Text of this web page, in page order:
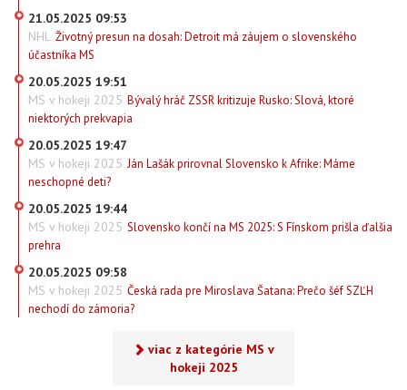
21.05.2025 09:53
NHL Životný presun na dosah: Detroit má záujem o slovenského
účastníka MS
20.05.2025 19:51
MS v hokeji 2025 Bývalý hráč ZSSR kritizuje Rusko: Slová, ktoré
niektorých prekvapia
20.05.2025 19:47
MS v hokeji 2025 Ján Lašák prirovnal Slovensko k Afrike: Máme
neschopné deti?
20.05.2025 19:44
MS v hokeji 2025 Slovensko končí na MS 2025: S Fínskom prišla ďalšia
prehra
20.05.2025 09:58
MS v hokeji 2025 Česká rada pre Miroslava Šatana: Prečo šéf SZĽH
nechodí do zámoria?
viac z kategórie MS v
hokeji 2025